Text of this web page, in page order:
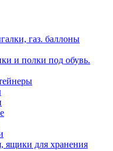
газ. баллоны
и полки под обувь.
ящики для хранения